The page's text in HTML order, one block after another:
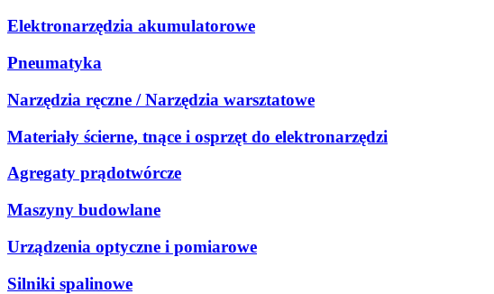
Elektronarzędzia akumulatorowe
Pneumatyka
Narzędzia ręczne / Narzędzia warsztatowe
Materiały ścierne, tnące i osprzęt do elektronarzędzi
Agregaty prądotwórcze
Maszyny budowlane
Urządzenia optyczne i pomiarowe
Silniki spalinowe